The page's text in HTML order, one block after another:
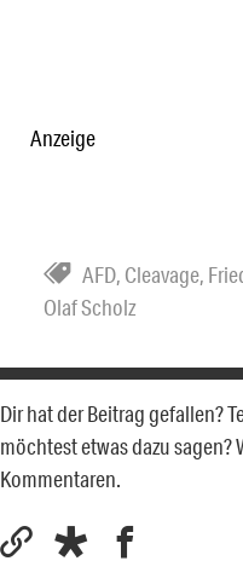
Anzeige
AFD, Cleavage,
Olaf Scholz
Dir hat der Beitrag gefallen?
möchtest etwas dazu sagen?
Kommentaren.